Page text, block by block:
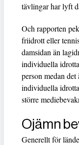
tävlingar har lyft
Och rapporten
friidrott eller
damsidan än
individuella
person medan
individuella
större
Ojämn
Generellt för